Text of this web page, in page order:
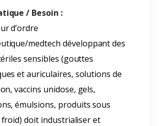
/ Besoin :
d’ordre
medtech développant des
sensibles (gouttes
et auriculaires, solutions de
vaccins unidose, gels,
émulsions, produits sous
froid) doit industrialiser et